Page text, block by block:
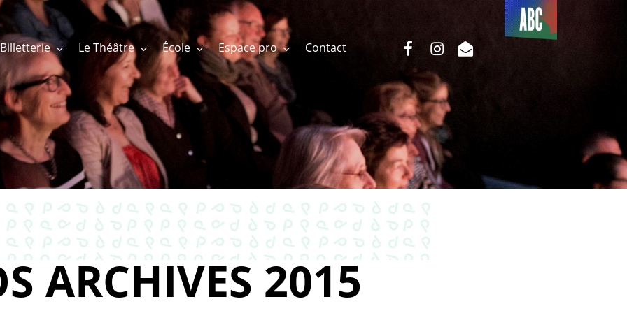
Billetterie Le Théâtre École Espace pro Contact
Du côté
de l’ABC
facebookinstagram
email
ARCHIVES 2015